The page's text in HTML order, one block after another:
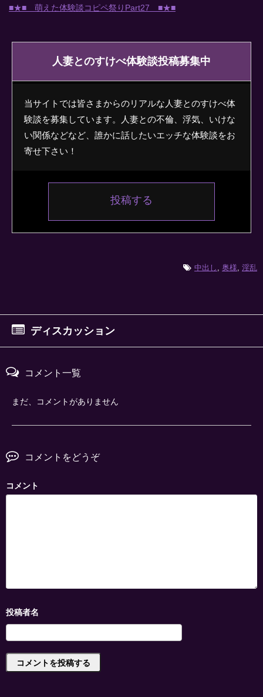
■★■ 萌えた体験談コピペ祭りPart27 ■★■
人妻とのすけべ体験談投稿募集中
当サイトでは皆さまからのリアルな人妻とのすけべ体
験談を募集しています。人妻との不倫、浮気、いけな
い関係などなど、誰かに話したいエッチな体験談をお
寄せ下さい！
投稿する
中出し 奥様 淫乱
ディスカッション
コメント一覧
まだ、コメントがありません
コメントをどうぞ
コメント